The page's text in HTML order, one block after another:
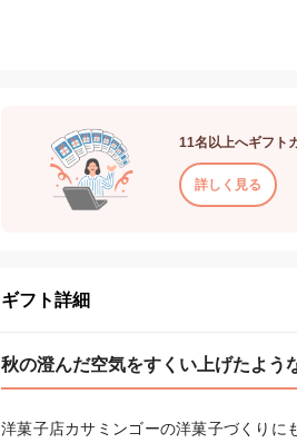
11名以上へギフト
詳しく見る
ギフト詳細
秋の澄んだ空気をすくい上げたよう
洋菓子店カサミンゴーの洋菓子づくりに